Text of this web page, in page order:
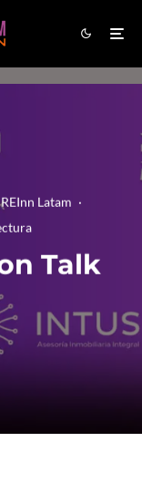
REInn Latam ·
Talk